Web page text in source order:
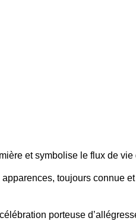
et symbolise le flux de vie
toujours connue
porteuse